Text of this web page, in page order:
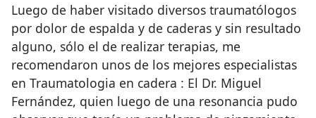
Luego de haber visitado diversos traumatólogos
por dolor de espalda y de caderas y sin resultado
alguno, sólo el de realizar terapias, me
recomendaron unos de los mejores especialistas
en Traumatologia en cadera : El Dr. Miguel
Fernández, quien luego de una resonancia pudo